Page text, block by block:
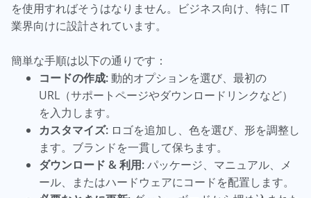
を使用すればそうはなりません。ビジネス向け、特に IT
業界向けに設計されています。
簡単な手順は以下の通りです：
コードの作成:動的オプションを選び、最初の
URL（サポートページやダウンロードリンクなど）
を入力します。
カスタマイズ: ロゴを追加し、色を選び、形を調整し
ます。ブランドを一貫して保ちます。
ダウンロード & 利用:パッケージ、マニュアル、メ
ール、またはハードウェアにコードを配置します。